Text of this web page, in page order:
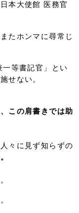
本大使館 医務官
たホンマに尋常じ
等書記官」とい
せない。
この肩書きでは助
々に見ず知らずの